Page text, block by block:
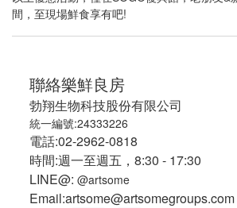
間，至現場鮮食享有吧!
聯絡樂鮮良房
勃翔生物科技股份有限公司
統一編號:24333226
電話:02-2962-0818
時間:週一至週五，8:30 - 17:30
LINE@: @artsome
Email:artsome@artsomegroups.com